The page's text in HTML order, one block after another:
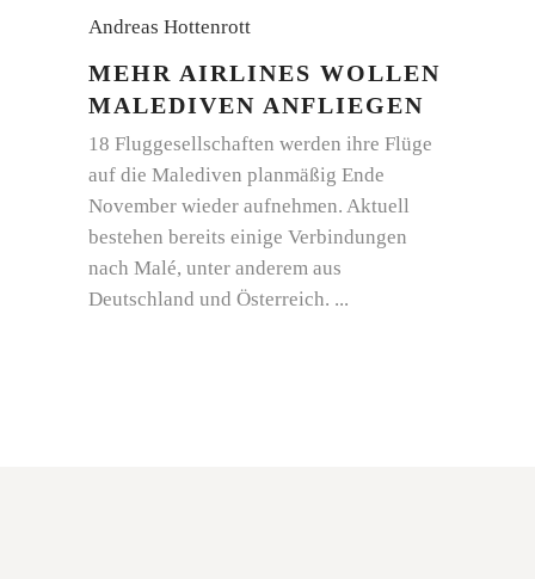
Andreas Hottenrott
MEHR AIRLINES WOLLEN
MALEDIVEN ANFLIEGEN
18 Fluggesellschaften werden ihre Flüge
auf die Malediven planmäßig Ende
November wieder aufnehmen. Aktuell
bestehen bereits einige Verbindungen
nach Malé, unter anderem aus
Deutschland und Österreich.